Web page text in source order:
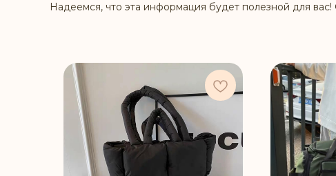
Надеемся, что эта информация будет полезной для